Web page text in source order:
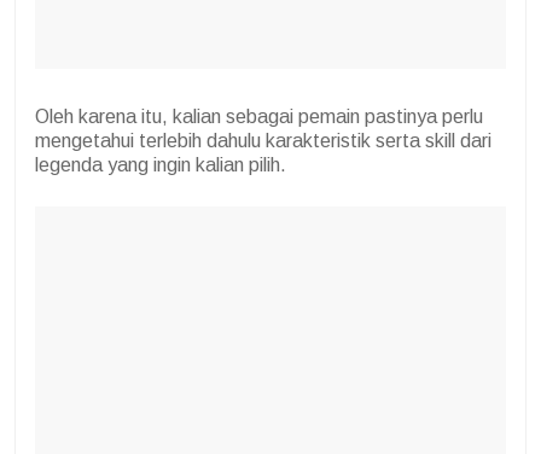
Oleh karena itu, kalian sebagai pemain pastinya perlu
mengetahui terlebih dahulu karakteristik serta skill dari
legenda yang ingin kalian pilih.